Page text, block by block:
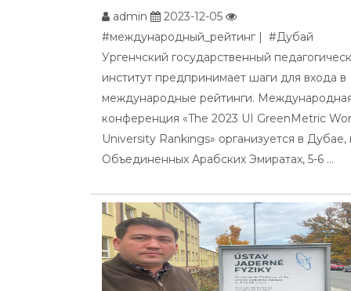
admin
2023-12-05
#международный_рейтинг | #Дубай
Ургенчский государственный
институт предпринимает шаги для входа в
международные рейтинги.
конференция «The 2023 UI GreenMetric
University Rankings» организуется в Дубае,
Объединенных Арабских Эмиратах, 5-6 ...